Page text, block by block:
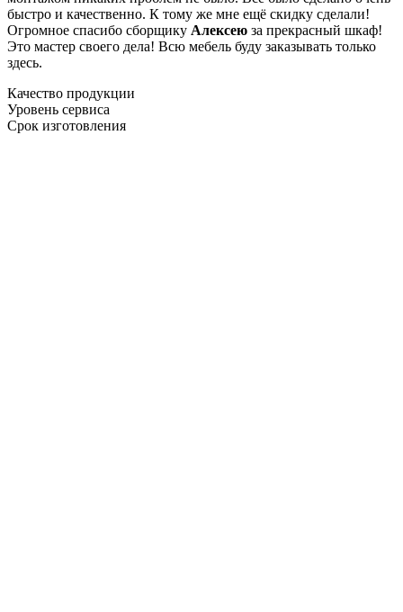
быстро и качественно. К тому же мне ещё скидку сделали!
Огромное спасибо сборщику Алексею за прекрасный шкаф!
Это мастер своего дела! Всю мебель буду заказывать только
здесь.
Качество продукции
Уровень сервиса
Срок изготовления